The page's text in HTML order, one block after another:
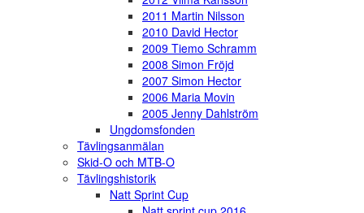
2011 Martin Nilsson
2010 David Hector
2009 Tiemo Schramm
2008 Simon Fröjd
2007 Simon Hector
2006 Maria Movin
2005 Jenny Dahlström
Ungdomsfonden
Tävlingsanmälan
Skid-O och MTB-O
Tävlingshistorik
Natt Sprint Cup